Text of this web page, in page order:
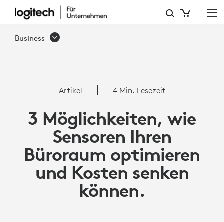
MÖGLICHKEITEN,
BÜRORAUM
OPTIMIEREN
UND
KOSTEN
SENKEN
KÖNNEN.
Business
Artikel 4 Min. Lesezeit
3 Möglichkeiten, wie
Sensoren Ihren
Büroraum optimieren
und Kosten senken
können.